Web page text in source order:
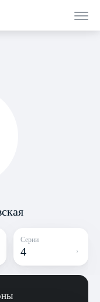
Серии
4